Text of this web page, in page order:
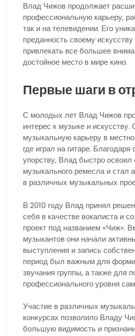
Влад Чижов продолжает
профессиональную карьеру,
так и на телевидении. Его
преданность своему
привлекать все большее
достойное место в мире кино.
Первые шаги в
С молодых лет Влад Чижов
интерес к музыке и
музыкальную карьеру в
где играл на гитаре.
упорству, Влад быстро освоил
музыкального ремесла и стал
в различных музыкальных
В 2010 году Влад принял
себя в качестве вокалиста и
проект под названием «Чиж».
музыкантов они начали
выступления и запись
период был важным для
звучания группы, а также для
профессионального уровня
Участие в различных
конкурсах позволило Владу
большую видимость и